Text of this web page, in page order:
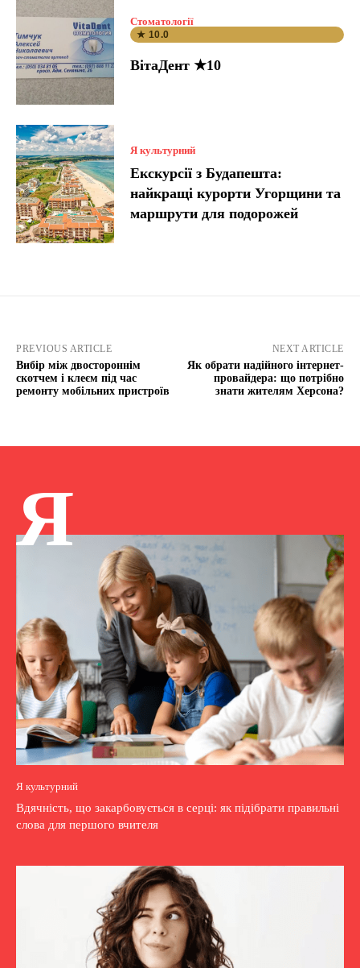
Стоматології
★ 10.0
ВітаДент ★10
Я культурний
Екскурсії з Будапешта:
найкращі курорти Угорщини та
маршрути для подорожей
PREVIOUS ARTICLE
Вибір між двостороннім
скотчем і клеєм під час
ремонту мобільних пристроїв
NEXT ARTICLE
Як обрати надійного інтернет-
провайдера: що потрібно
знати жителям Херсона?
Я
Я культурний
Вдячність, що закарбовується в серці: як підібрати правильні
слова для першого вчителя